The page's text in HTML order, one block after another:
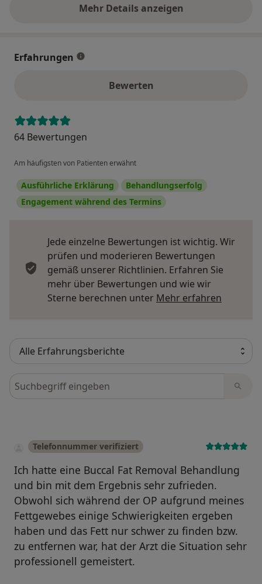
Mehr Details anzeigen
über die Adresse
Erfahrungen
Bewerten
64 Bewertungen
Am häufigsten von Patienten erwähnt
Ausführliche Erklärung
Behandlungserfolg
Engagement während des Termins
Jede einzelne Bewertungen ist wichtig. Wir
prüfen und moderieren Bewertungen
gemäß unserer Richtlinien. Erfahren Sie
mehr über Bewertungen und wie wir
Sterne berechnen unter Mehr erfahren
Bewertungen durchsuchen
Telefonnummer verifiziert
Ich hatte eine Buccal Fat Removal Behandlung
und bin mit dem Ergebnis sehr zufrieden.
Obwohl sich während der OP aufgrund meines
Fettgewebes einige Schwierigkeiten ergeben
haben und das Fett nur schwer zu finden bzw.
zu entfernen war, hat der Arzt die Situation sehr
professionell gemeistert.